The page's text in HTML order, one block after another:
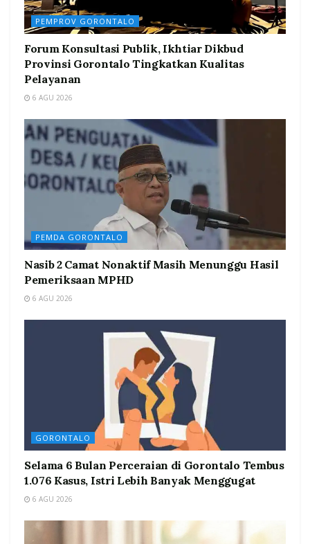
PEMPROV GORONTALO
Forum Konsultasi Publik, Ikhtiar Dikbud
Provinsi Gorontalo Tingkatkan Kualitas
Pelayanan
6 AGU 2026
PEMDA GORONTALO
Nasib 2 Camat Nonaktif Masih Menunggu Hasil
Pemeriksaan MPHD
6 AGU 2026
GORONTALO
Selama 6 Bulan Perceraian di Gorontalo Tembus
1.076 Kasus, Istri Lebih Banyak Menggugat
6 AGU 2026